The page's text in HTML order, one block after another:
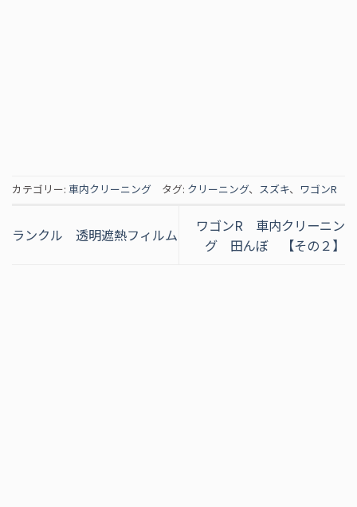
カテゴリー: 車内クリーニング タグ: クリーニング、 スズキ、 ワゴンR
ランクル 透明遮熱フィルム
ワゴンR 車内クリーニン
グ 田んぼ 【その２】